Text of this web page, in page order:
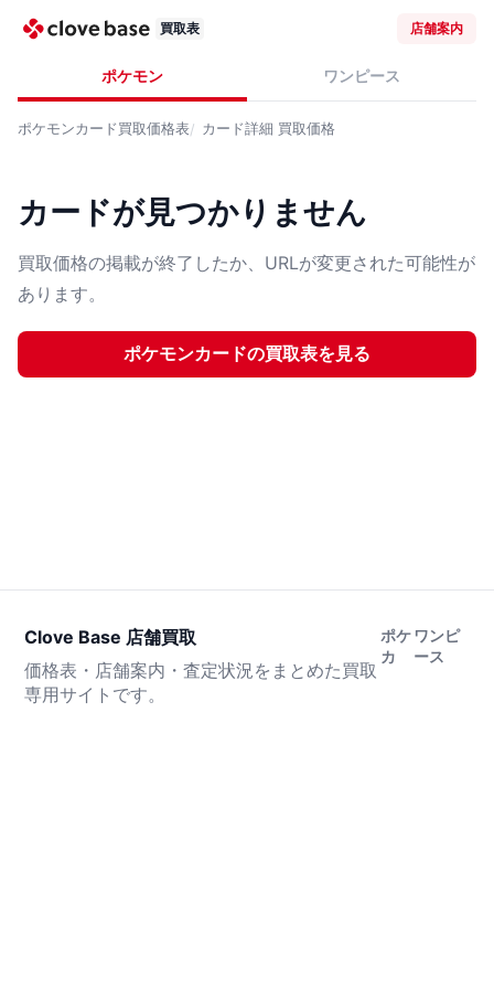
買取表 店舗案内
ポケモン ワンピース
ポケモンカード買取価格表 カード詳細 買取価格
カードが見つかりません
買取価格の掲載が終了したか、URLが変更された可能性が
あります。
ポケモンカードの買取表を見る
Clove Base 店舗買取
価格表・店舗案内・査定状況をまとめた買取
専用サイトです。
ポケ
カ
ワンピ
ース